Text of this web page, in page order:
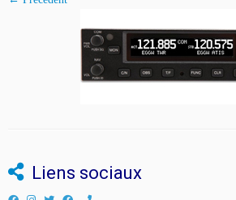
Liens sociaux